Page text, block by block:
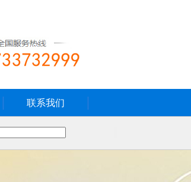
联系我们